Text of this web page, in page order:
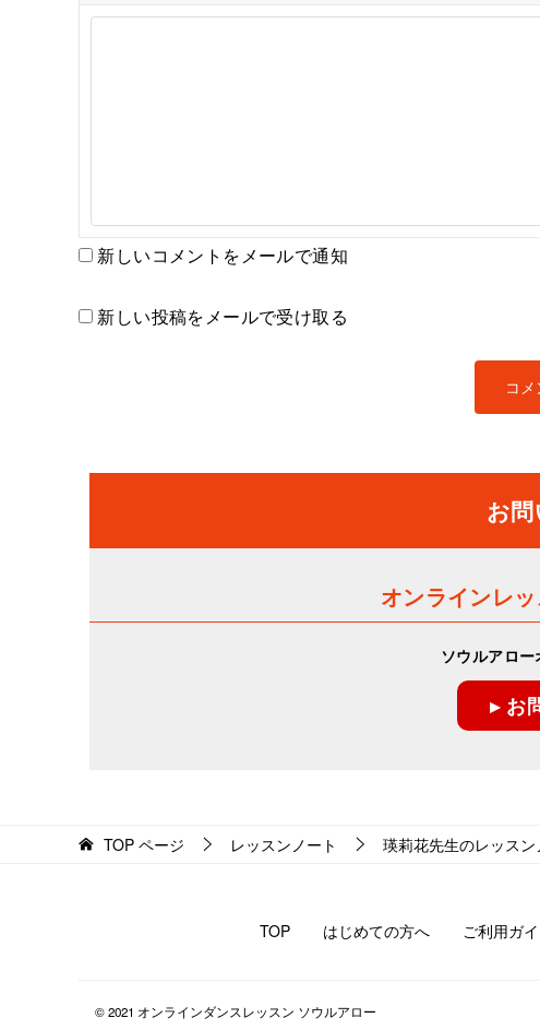
新しいコメントをメールで通知
新しい投稿をメールで受け取る
お
オンラインレ
ソウルアロ
▸ お
TOP ページ レッスンノート 瑛莉花先生のレッスン
TOP はじめての方へ ご利用ガ
© 2021 オンラインダンスレッスン ソウルアロー